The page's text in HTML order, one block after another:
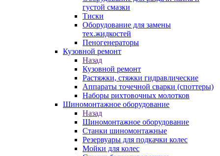
густой смазки
Тиски
Оборудование для замены
тех.жидкостей
Пеногенераторы
Кузовной ремонт
Назад
Кузовной ремонт
Растяжки, стяжки гидравлические
Аппараты точечной сварки (споттеры)
Наборы рихтовочных молотков
Шиномонтажное оборудование
Назад
Шиномонтажное оборудование
Станки шиномонтажные
Резервуары для подкачки колес
Мойки для колес